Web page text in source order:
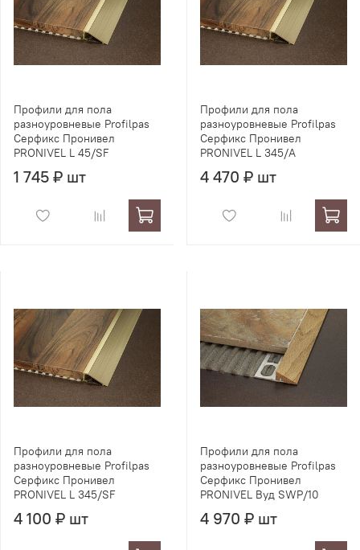
Профили для пола
разноуровневые Profilpas
Серфикс Пронивел
PRONIVEL L 45/SF
1 745 ₽ шт
Профили для пола
разноуровневые Profilpas
Серфикс Пронивел
PRONIVEL L 345/A
4 470 ₽ шт
Профили для пола
разноуровневые Profilpas
Серфикс Пронивел
PRONIVEL L 345/SF
4 100 ₽ шт
Профили для пола
разноуровневые Profilpas
Серфикс Пронивел
PRONIVEL Вуд SWP/10
4 970 ₽ шт